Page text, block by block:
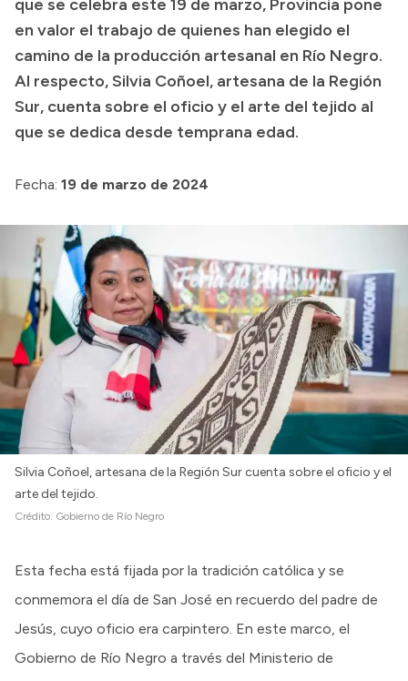
Boletín Oficial
Compras y licitaciones
Consulta de expedientes
Consulta de pago a proveedores
Convocatorias
que se celebra este 19 de marzo, Provincia pone
en valor el trabajo de quienes han elegido el
camino de la producción artesanal en Río Negro.
Al respecto, Silvia Coñoel, artesana de la Región
Sur, cuenta sobre el oficio y el arte del tejido al
que se dedica desde temprana edad.
Fecha: 19 de marzo de 2024
Silvia Coñoel, artesana de la Región Sur cuenta sobre el oficio y el
arte del tejido.
Crédito: Gobierno de Río Negro
Esta fecha está fijada por la tradición católica y se
conmemora el día de San José en recuerdo del padre de
Jesús, cuyo oficio era carpintero. En este marco, el
Gobierno de Río Negro a través del Ministerio de